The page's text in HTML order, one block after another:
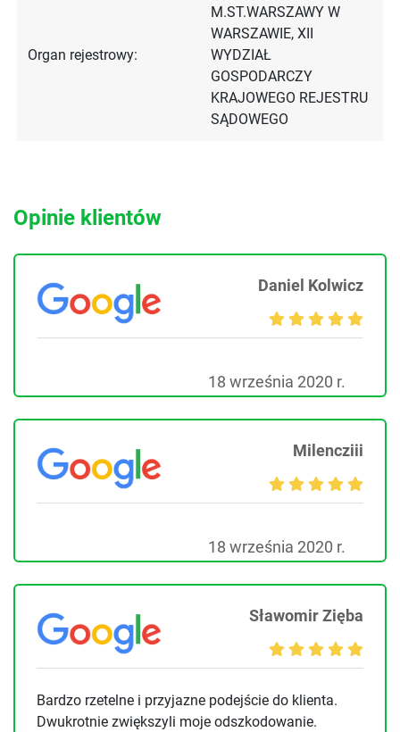
Organ rejestrowy:
M.ST.WARSZAWY W
WARSZAWIE, XII
WYDZIAŁ
GOSPODARCZY
KRAJOWEGO REJESTRU
SĄDOWEGO
Opinie klientów
Daniel Kolwicz
18 września 2020 r.
Milencziii
18 września 2020 r.
Sławomir Zięba
Bardzo rzetelne i przyjazne podejście do klienta.
Dwukrotnie zwiększyli moje odszkodowanie.